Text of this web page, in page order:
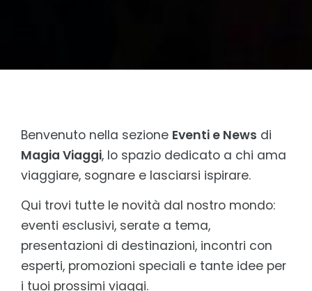
Benvenuto nella sezione Eventi e News di
Magia Viaggi, lo spazio dedicato a chi ama
viaggiare, sognare e lasciarsi ispirare.
Qui trovi tutte le novità dal nostro mondo:
eventi esclusivi, serate a tema,
presentazioni di destinazioni, incontri con
esperti, promozioni speciali e tante idee per
i tuoi prossimi viaggi.